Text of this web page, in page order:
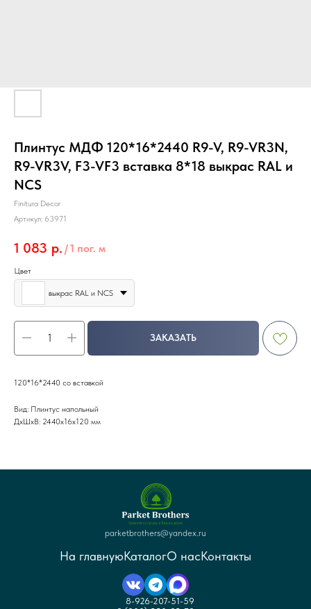
Плинтус МДФ 120*16*2440 R9-V, R9-VR3N,
R9-VR3V, F3-VF3 вставка 8*18 выкрас RAL и
NCS
Finitura Decor
Артикул: 63971
1 083 р. /1 пог. м
Цвет
выкрас RAL и NCS
ЗАКАЗАТЬ
120*16*2440 со вставкой
Вид: Плинтус напольный
ДxШxВ: 2440x16x120 мм
parketbrothers@yandex.ru
На главнуюКаталогО насКонтакты
8-926-207-51-59